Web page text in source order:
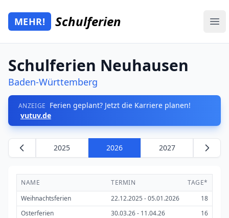
Zum Hauptinhalt springen
Mehr Schulferien
MEHR! Schulferien
Schulferien Neuhausen
Baden-Württemberg
ANZEIGE Ferien geplant? Jetzt die Karriere planen!
vutuv.de
2025 2026 2027
NAME TERMIN
TAGE*
Weihnachtsferien
22.12.2025 - 05.01.2026
18
Osterferien
30.03.26 - 11.04.26
16